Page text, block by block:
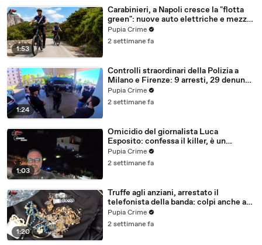
1:53
Carabinieri, a Napoli cresce la "flotta
green": nuove auto elettriche e mezzi
sostenibili anche sulle isole (25.07.26)
Pupia Crime
2 settimane fa
1:24
Controlli straordinari della Polizia a
Milano e Firenze: 9 arresti, 29 denunce
e oltre 7mila persone identificate
(25.07.26)
Pupia Crime
2 settimane fa
1:03
Omicidio del giornalista Luca
Esposito: confessa il killer, è un
26enne tunisino (25.07.26)
Pupia Crime
2 settimane fa
1:20
Truffe agli anziani, arrestato il
telefonista della banda: colpi anche ad
Aversa, oltre 300mila euro il bottino
stimato (24.07.26)
Pupia Crime
2 settimane fa